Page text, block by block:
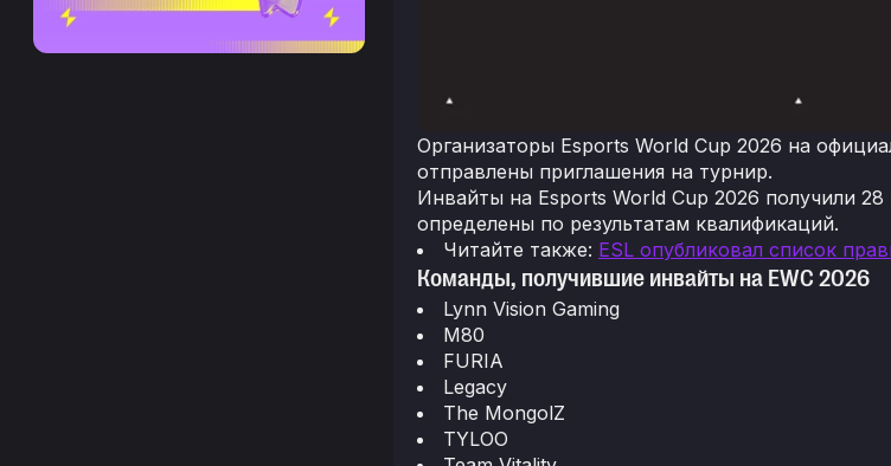
Организаторы Esports World Cup 2026 на
отправлены приглашения на турнир.
Инвайты на Esports World Cup 2026 получили
определены по результатам квалификаций.
Читайте также: ESL опубликовал список
Команды, получившие инвайты на EWC 2026
Lynn Vision Gaming
M80
FURIA
Legacy
The MongolZ
TYLOO